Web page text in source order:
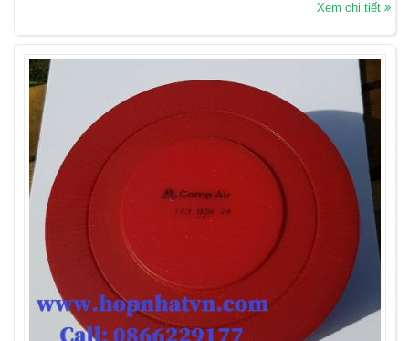
Xem chi tiết